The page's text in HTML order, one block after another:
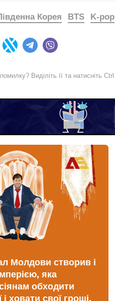
Twitter Telegram
Корея BTS K-pop
Виділіть її та натисніть Ctrl
Молдови створив і
яка
обходити
і ховати свої гроші.